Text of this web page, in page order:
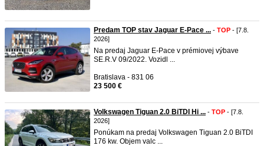
Predam TOP stav Jaguar E-Pace ... - TOP - [7.8.
2026]
Na predaj Jaguar E-Pace v prémiovej výbave
SE.R.V 09/2022. Vozidl ...
Bratislava - 831 06
23 500 €
Volkswagen Tiguan 2.0 BiTDI Hi ... - TOP - [7.8.
2026]
Ponúkam na predaj Volkswagen Tiguan 2.0 BiTDI
176 kw. Objem valc ...